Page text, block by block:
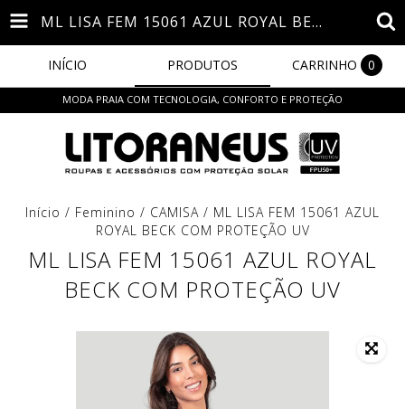
ML LISA FEM 15061 AZUL ROYAL BECK COM PROTEÇÃO UV
INÍCIO PRODUTOS CARRINHO 0
MODA PRAIA COM TECNOLOGIA, CONFORTO E PROTEÇÃO
Início / Feminino / CAMISA / ML LISA FEM 15061 AZUL
ROYAL BECK COM PROTEÇÃO UV
ML LISA FEM 15061 AZUL ROYAL
BECK COM PROTEÇÃO UV